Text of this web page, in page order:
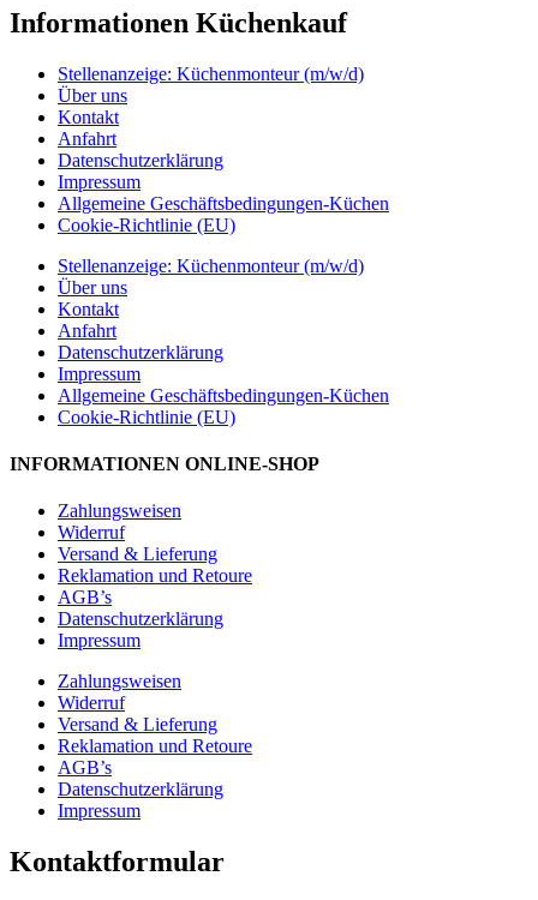
Informationen Küchenkauf
Stellenanzeige: Küchenmonteur (m/w/d)
Über uns
Kontakt
Anfahrt
Datenschutzerklärung
Impressum
Allgemeine Geschäftsbedingungen-Küchen
Cookie-Richtlinie (EU)
Stellenanzeige: Küchenmonteur (m/w/d)
Über uns
Kontakt
Anfahrt
Datenschutzerklärung
Impressum
Allgemeine Geschäftsbedingungen-Küchen
Cookie-Richtlinie (EU)
INFORMATIONEN ONLINE-SHOP
Zahlungsweisen
Widerruf
Versand & Lieferung
Reklamation und Retoure
AGB’s
Datenschutzerklärung
Impressum
Zahlungsweisen
Widerruf
Versand & Lieferung
Reklamation und Retoure
AGB’s
Datenschutzerklärung
Impressum
Kontaktformular